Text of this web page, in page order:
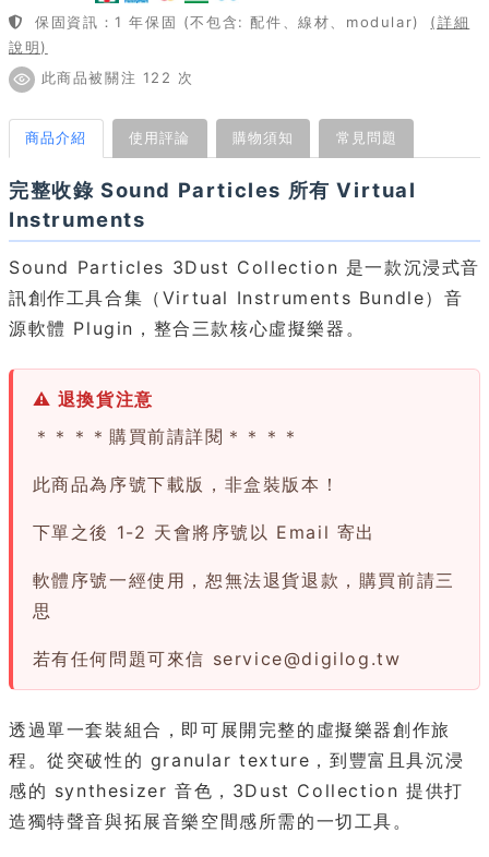
保固資訊：1 年保固 (不包含: 配件、線材、modular)
(詳細
說明)
此商品被關注 122 次
商品介紹 使用評論 購物須知 常見問題
完整收錄 Sound Particles 所有 Virtual
Instruments
Sound Particles 3Dust Collection 是一款沉浸式音
訊創作工具合集（Virtual Instruments Bundle）音
源軟體 Plugin，整合三款核心虛擬樂器。
⚠ 退換貨注意
＊＊＊＊購買前請詳閱＊＊＊＊
此商品為序號下載版，非盒裝版本！
下單之後 1-2 天會將序號以 Email 寄出
軟體序號一經使用，恕無法退貨退款，購買前請三
思
若有任何問題可來信 service@digilog.tw
透過單一套裝組合，即可展開完整的虛擬樂器創作旅
程。從突破性的 granular texture，到豐富且具沉浸
感的 synthesizer 音色，3Dust Collection 提供打
造獨特聲音與拓展音樂空間感所需的一切工具。